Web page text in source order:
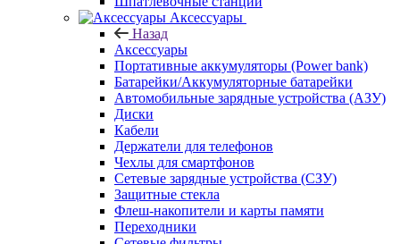
Аксессуары
Назад
Аксессуары
Портативные аккумуляторы (Power bank)
Батарейки/Аккумуляторные батарейки
Автомобильные зарядные устройства (АЗУ)
Диски
Кабели
Держатели для телефонов
Чехлы для смартфонов
Сетевые зарядные устройства (СЗУ)
Защитные стекла
Флеш-накопители и карты памяти
Переходники